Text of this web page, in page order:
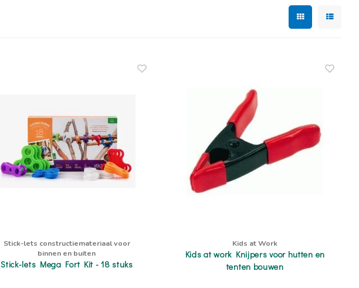
Stick-lets constructiemateriaal voor
binnen en buiten
Stick-lets Mega Fort Kit - 18 stuks
Kids at Work
Kids at work Knijpers voor hutten en
tenten bouwen